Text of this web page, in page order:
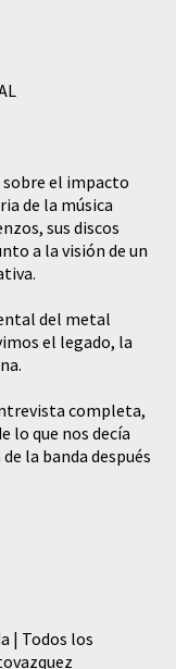
sobre el impacto
de la música
sus discos
a la visión de un
del metal
el legado, la
completa,
lo que nos decía
la banda después
| Todos los